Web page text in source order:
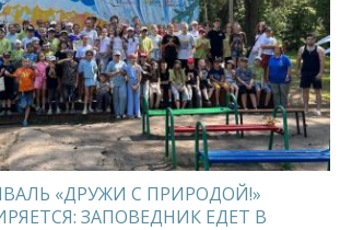
«ДРУЖИ С ПРИРОДОЙ!»
ЗАПОВЕДНИК ЕДЕТ В